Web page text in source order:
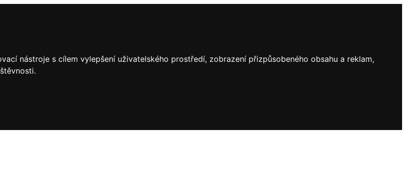
nástroje s cílem vylepšení uživatelského prostředí, zobrazení přizpůsobeného obsahu a reklam,